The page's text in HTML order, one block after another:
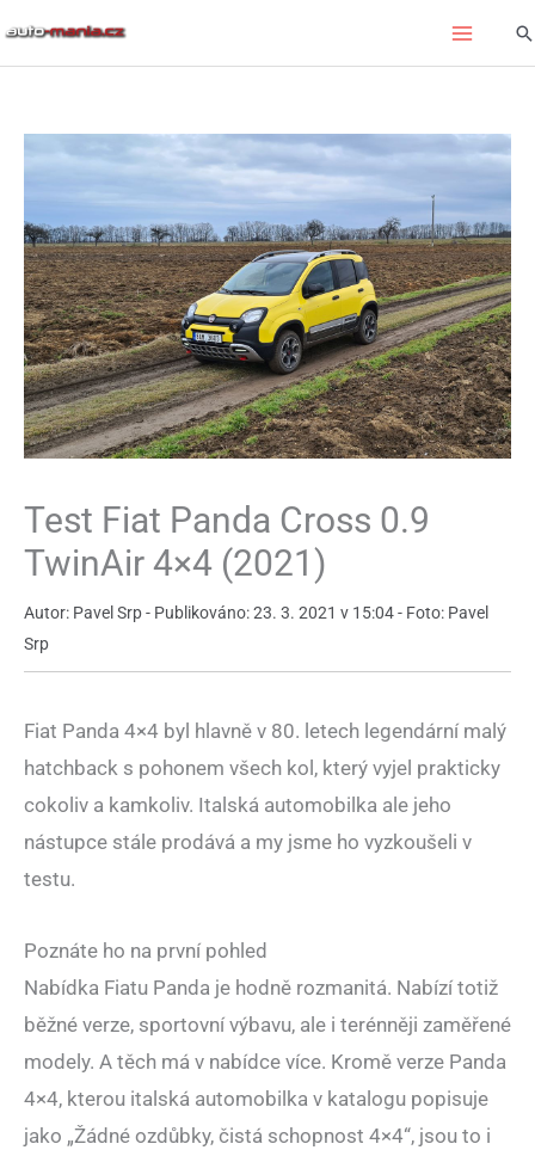
Test Fiat Panda Cross 0.9
TwinAir 4×4 (2021)
Autor: Pavel Srp - Publikováno: 23. 3. 2021 v 15:04 - Foto: Pavel
Srp
Fiat Panda 4×4 byl hlavně v 80. letech legendární malý
hatchback s pohonem všech kol, který vyjel prakticky
cokoliv a kamkoliv. Italská automobilka ale jeho
nástupce stále prodává a my jsme ho vyzkoušeli v
testu.
Poznáte ho na první pohled
Nabídka Fiatu Panda je hodně rozmanitá. Nabízí totiž
běžné verze, sportovní výbavu, ale i terénněji zaměřené
modely. A těch má v nabídce více. Kromě verze Panda
4×4, kterou italská automobilka v katalogu popisuje
jako „Žádné ozdůbky, čistá schopnost 4×4“, jsou to i